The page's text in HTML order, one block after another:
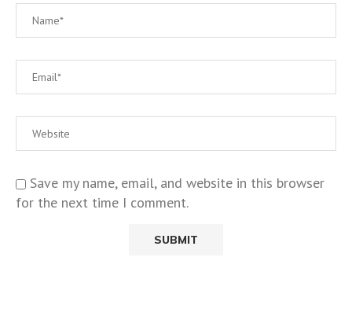
Save my name, email, and website in this browser
for the next time I comment.